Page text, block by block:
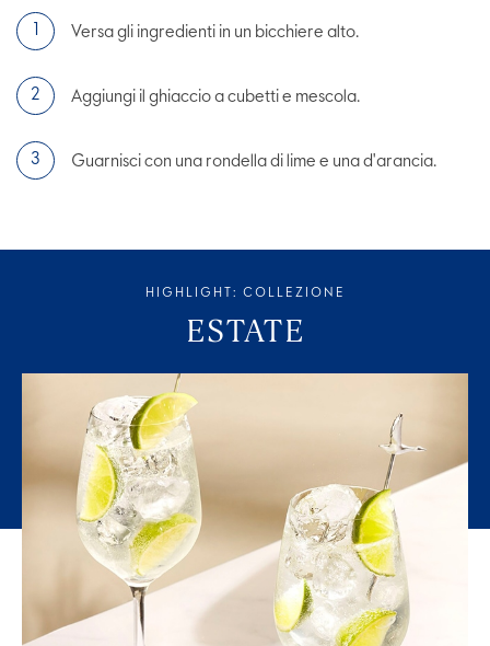
Versa gli ingredienti in un bicchiere alto.
Aggiungi il ghiaccio a cubetti e mescola.
Guarnisci con una rondella di lime e una d'arancia.
HIGHLIGHT: COLLEZIONE
ESTATE